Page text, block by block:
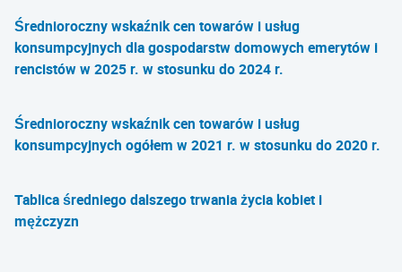
Średnioroczny wskaźnik cen towarów i usług
konsumpcyjnych dla gospodarstw domowych emerytów i
rencistów w 2025 r. w stosunku do 2024 r.
Średnioroczny wskaźnik cen towarów i usług
konsumpcyjnych ogółem w 2021 r. w stosunku do 2020 r.
Tablica średniego dalszego trwania życia kobiet i
mężczyzn